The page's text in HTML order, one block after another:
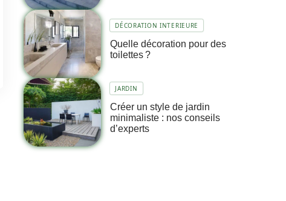
DÉCORATION INTERIEURE
Quelle décoration pour des
toilettes ?
JARDIN
Créer un style de jardin
minimaliste : nos conseils
d’experts